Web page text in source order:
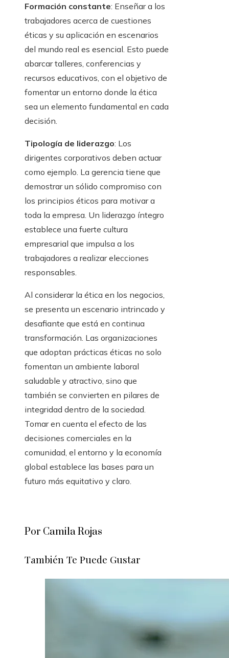
Formación constante: Enseñar a los
trabajadores acerca de cuestiones
éticas y su aplicación en escenarios
del mundo real es esencial. Esto puede
abarcar talleres, conferencias y
recursos educativos, con el objetivo de
fomentar un entorno donde la ética
sea un elemento fundamental en cada
decisión.
Tipología de liderazgo: Los
dirigentes corporativos deben actuar
como ejemplo. La gerencia tiene que
demostrar un sólido compromiso con
los principios éticos para motivar a
toda la empresa. Un liderazgo íntegro
establece una fuerte cultura
empresarial que impulsa a los
trabajadores a realizar elecciones
responsables.
Al considerar la ética en los negocios,
se presenta un escenario intrincado y
desafiante que está en continua
transformación. Las organizaciones
que adoptan prácticas éticas no solo
fomentan un ambiente laboral
saludable y atractivo, sino que
también se convierten en pilares de
integridad dentro de la sociedad.
Tomar en cuenta el efecto de las
decisiones comerciales en la
comunidad, el entorno y la economía
global establece las bases para un
futuro más equitativo y claro.
Por Camila Rojas
También Te Puede Gustar